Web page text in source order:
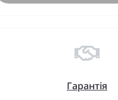
Гарантія